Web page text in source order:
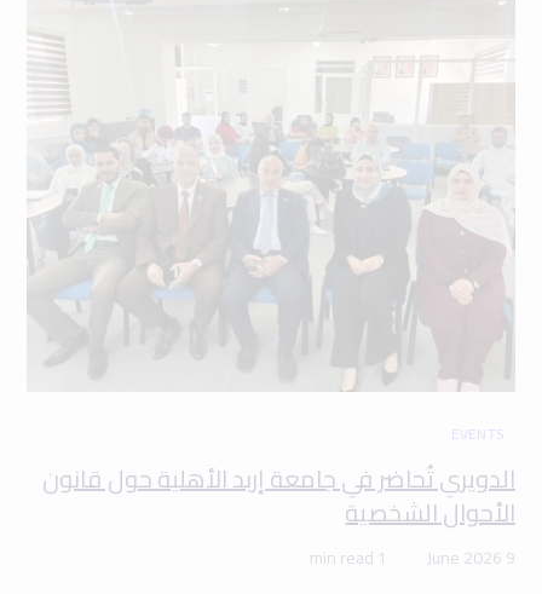
EVENTS
الدويري تُحاضر في جامعة إربد الأهلية حول قانون
الأحوال الشخصية
9 June 2026
1 min read